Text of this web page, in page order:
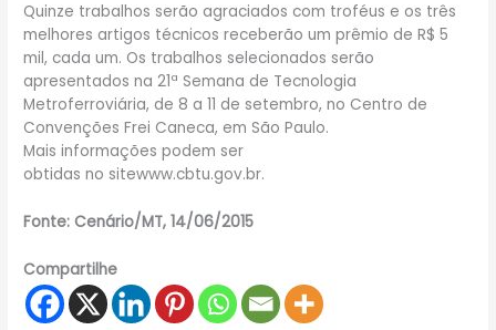
Quinze trabalhos serão agraciados com troféus e os três
melhores artigos técnicos receberão um prêmio de R$ 5
mil, cada um. Os trabalhos selecionados serão
apresentados na 21ª Semana de Tecnologia
Metroferroviária, de 8 a 11 de setembro, no Centro de
Convenções Frei Caneca, em São Paulo.
Mais informações podem ser
obtidas no sitewww.cbtu.gov.br.
Fonte: Cenário/MT, 14/06/2015
Compartilhe